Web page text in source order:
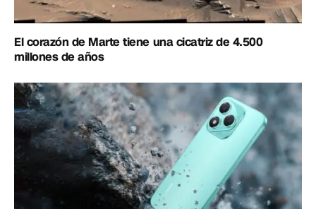
El corazón de Marte tiene una cicatriz de 4.500
millones de años